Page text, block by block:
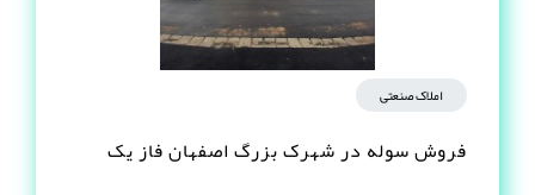
املاک صنعتی
فروش سوله در شهرک بزرگ اصفهان فاز یک